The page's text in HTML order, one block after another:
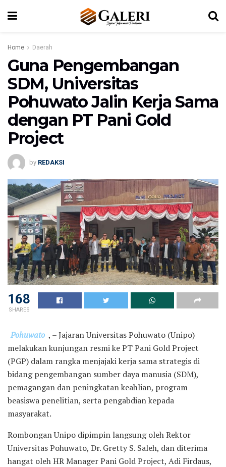
Home Daerah
Guna Pengembangan
SDM, Universitas
Pohuwato Jalin Kerja Sama
dengan PT Pani Gold
Project
by REDAKSI
168
SHARES
Pohuwato , – Jajaran Universitas Pohuwato (Unipo)
melakukan kunjungan resmi ke PT Pani Gold Project
(PGP) dalam rangka menjajaki kerja sama strategis di
bidang pengembangan sumber daya manusia (SDM),
pemagangan dan peningkatan keahlian, program
beasiswa penelitian, serta pengabdian kepada
masyarakat.
Rombongan Unipo dipimpin langsung oleh Rektor
Universitas Pohuwato, Dr. Gretty S. Saleh, dan diterima
hangat oleh HR Manager Pani Gold Project, Adi Firdaus,